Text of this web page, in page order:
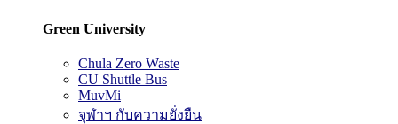
Green University
Chula Zero Waste
CU Shuttle Bus
MuvMi
จุฬาฯ กับความยั่งยืน